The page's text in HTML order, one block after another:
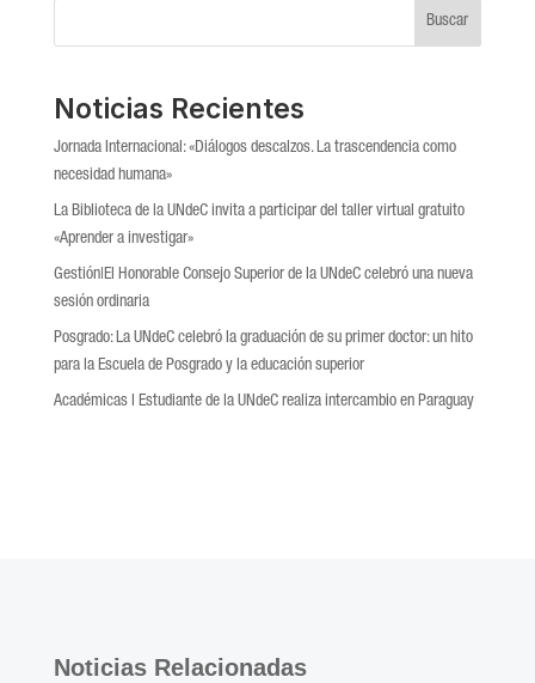
Buscar
Noticias Recientes
Jornada Internacional: «Diálogos descalzos. La trascendencia como
necesidad humana»
La Biblioteca de la UNdeC invita a participar del taller virtual gratuito
«Aprender a investigar»
Gestión|El Honorable Consejo Superior de la UNdeC celebró una nueva
sesión ordinaria
Posgrado: La UNdeC celebró la graduación de su primer doctor: un hito
para la Escuela de Posgrado y la educación superior
Académicas l Estudiante de la UNdeC realiza intercambio en Paraguay
Noticias Relacionadas